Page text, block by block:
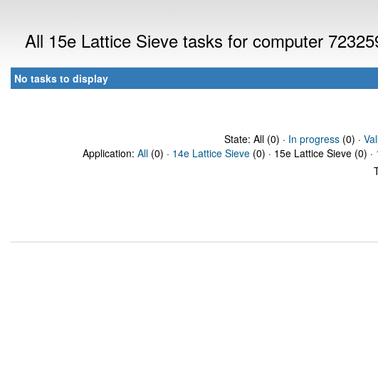
All 15e Lattice Sieve tasks for computer
No tasks to display
State: All (0) · In progress(0) ·
Application: All (0) · 14e Lattice Sieve (0) · 15e Lattice Sieve (0) ·